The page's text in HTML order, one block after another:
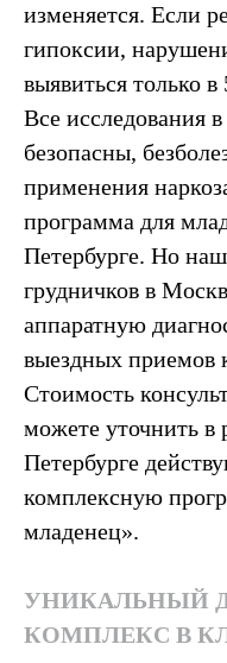
изменяется. Если
гипоксии,
выявиться только в
Все исследования
безопасны,
применения
программа для
Петербурге. Но
грудничков в
аппаратную
выездных приемов
Стоимость
можете уточнить в
Петербурге
комплексную
младенец».
УНИКАЛЬНЫЙ
КОМПЛЕКС В